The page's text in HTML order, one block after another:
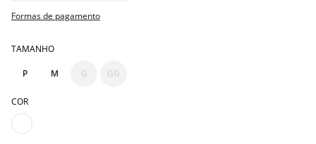
Formas de pagamento
TAMANHO
P M G GG
COR